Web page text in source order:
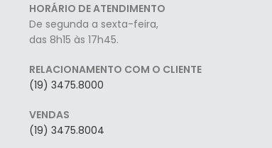
HORÁRIO DE ATENDIMENTO
De segunda a sexta-feira,
das 8h15 às 17h45.
RELACIONAMENTO COM O CLIENTE
(19) 3475.8000
VENDAS
(19) 3475.8004